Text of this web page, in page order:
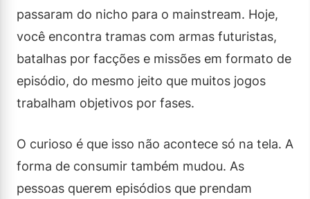
passaram do nicho para o mainstream. Hoje,
você encontra tramas com armas futuristas,
batalhas por facções e missões em formato de
episódio, do mesmo jeito que muitos jogos
trabalham objetivos por fases.
O curioso é que isso não acontece só na tela. A
forma de consumir também mudou. As
pessoas querem episódios que prendam